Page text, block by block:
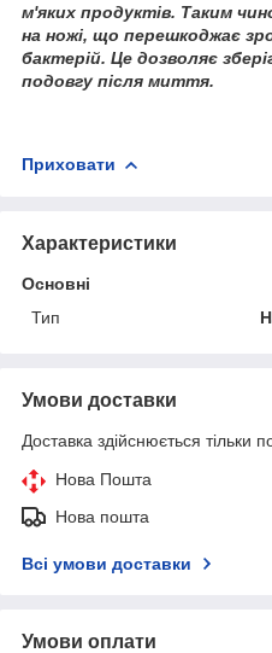
м'яких продуктів. Таким
на ножі, що перешкоджає
бактерій. Це дозволяє
подовгу після миття.
Приховати
Характеристики
Основні
Тип
Умови доставки
Доставка здійснюється тільки
Нова Пошта
Нова пошта
Всі умови доставки
Умови оплати